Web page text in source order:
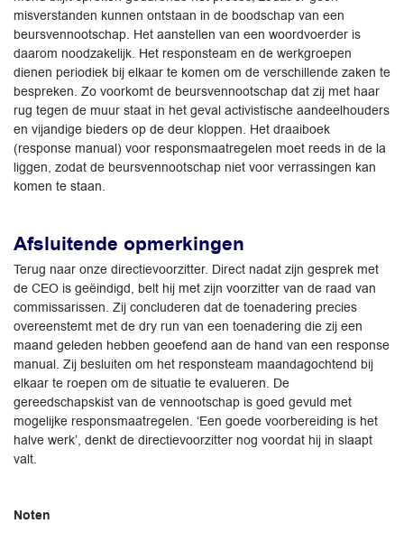
misverstanden kunnen ontstaan in de boodschap van een
beursvennootschap. Het aanstellen van een woordvoerder is
daarom noodzakelijk. Het responsteam en de werkgroepen
dienen periodiek bij elkaar te komen om de verschillende zaken te
bespreken. Zo voorkomt de beursvennootschap dat zij met haar
rug tegen de muur staat in het geval activistische aandeelhouders
en vijandige bieders op de deur kloppen. Het draaiboek
(response manual) voor responsmaatregelen moet reeds in de la
liggen, zodat de beursvennootschap niet voor verrassingen kan
komen te staan.
Afsluitende opmerkingen
Terug naar onze directievoorzitter. Direct nadat zijn gesprek met
de CEO is geëindigd, belt hij met zijn voorzitter van de raad van
commissarissen. Zij concluderen dat de toenadering precies
overeenstemt met de dry run van een toenadering die zij een
maand geleden hebben geoefend aan de hand van een response
manual. Zij besluiten om het responsteam maandagochtend bij
elkaar te roepen om de situatie te evalueren. De
gereedschapskist van de vennootschap is goed gevuld met
mogelijke responsmaatregelen. ‘Een goede voorbereiding is het
halve werk’, denkt de directievoorzitter nog voordat hij in slaapt
valt.
Noten